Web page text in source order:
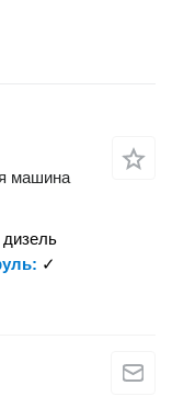
машина
дизель
✓